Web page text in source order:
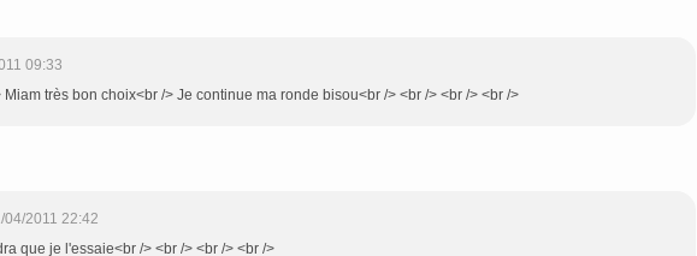
09:33
Miam très bon choix<br /> Je continue ma ronde bisou<br /> <br /> <br /> <br />
04/2011 22:42
que je l'essaie<br /> <br /> <br /> <br />